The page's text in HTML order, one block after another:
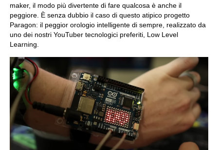
maker, il modo più divertente di fare qualcosa è anche il
peggiore. È senza dubbio il caso di questo atipico progetto
Paragon: il peggior orologio intelligente di sempre, realizzato da
uno dei nostri YouTuber tecnologici preferiti, Low Level
Learning.